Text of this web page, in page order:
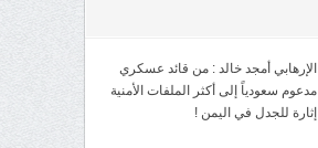
الإرهابي أمجد خالد : من قائد عسكري
مدعوم سعودياً إلى أكثر الملفات الأمنية
إثارة للجدل في اليمن !